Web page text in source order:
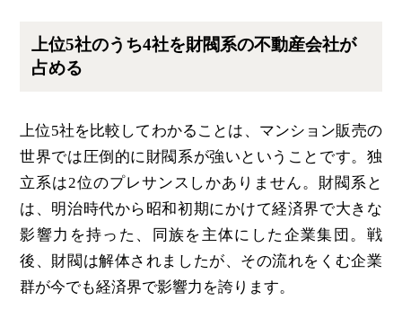
上位5社のうち4社を財閥系の不動産会社が
占める
上位5社を比較してわかることは、マンション販売の
世界では圧倒的に財閥系が強いということです。独
立系は2位のプレサンスしかありません。財閥系と
は、明治時代から昭和初期にかけて経済界で大きな
影響力を持った、同族を主体にした企業集団。戦
後、財閥は解体されましたが、その流れをくむ企業
群が今でも経済界で影響力を誇ります。